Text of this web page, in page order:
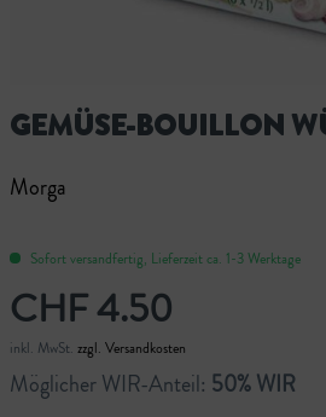
GEMÜSE-BOUILLON
Morga
Sofort versandfertig, Lieferzeit ca. 1-3 Werktage
CHF 4.50
inkl. MwSt. zzgl. Versandkosten
Möglicher WIR-Anteil: 50% WIR